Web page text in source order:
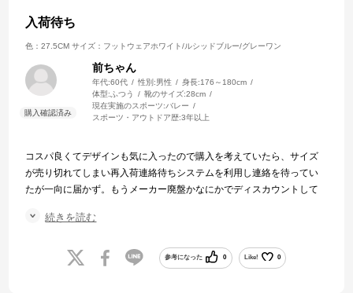
入荷待ち
色：27.5CM サイズ：フットウェアホワイト/ルシッドブルー/グレーワン
前ちゃん
年代:60代 性別:男性 身長:176～180cm
体型: ふつう 靴のサイズ:28cm
現在実施のスポーツ:バレー
スポーツ・アウトドア歴:3年以上
コスパ良くてデザインも気に入ったので購入を考えていたら、サイズ
が売り切れてしまい再入荷連絡待ちシステムを利用し連絡を待ってい
たが一向に届かず。もうメーカー廃盤かなにかでディスカウントして
購入をしたところ追って再入荷連絡が届いた。幸い未使用だったので
を実施。在庫が無くならないことを願うばかり。
続きを読む
参考になった 0 Like! 0